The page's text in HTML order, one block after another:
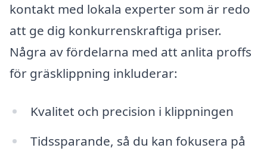
kontakt med lokala experter som är redo
att ge dig konkurrenskraftiga priser.
Några av fördelarna med att anlita proffs
för gräsklippning inkluderar:
Kvalitet och precision i klippningen
Tidssparande, så du kan fokusera på